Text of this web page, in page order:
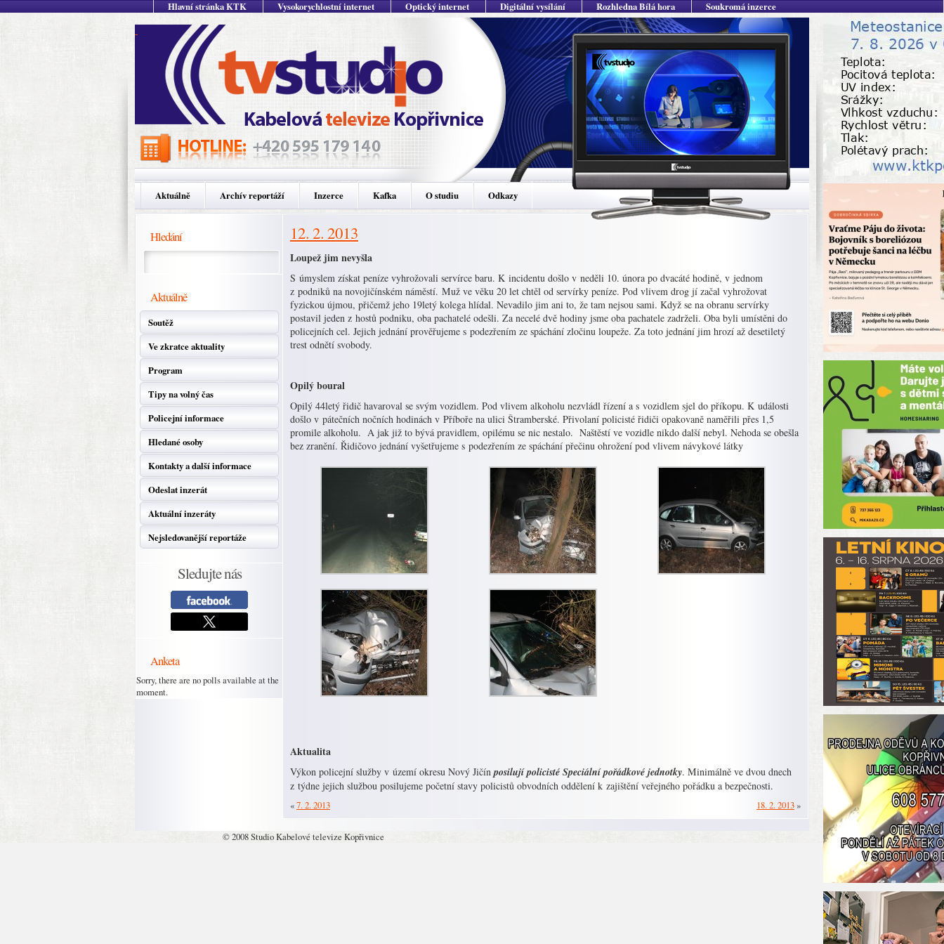
Hlavní stránka KTK Vysokorychlostní internet Optický internet Digitální vysílání Rozhledna Bílá hora Soukromá inzerce
Aktuálně Archív reportáží Inzerce Kafka O studiu Odkazy
Hledání
Aktuálně
Soutěž
Ve zkratce aktuality
Program
Tipy na volný čas
Policejní informace
Hledané osoby
Kontakty a další informace
Odeslat inzerát
Aktuální inzeráty
Nejsledovanější reportáže
Sledujte nás
Anketa
Sorry, there are no polls available at the
moment.
12. 2. 2013
Loupež jim nevyšla
S úmyslem získat peníze vyhrožovali servírce baru. K incidentu došlo v neděli 10. února po dvacáté hodině, v jednom
z podniků na novojičínském náměstí. Muž ve věku 20 let chtěl od servírky peníze. Pod vlivem drog jí začal vyhrožovat
fyzickou újmou, přičemž jeho 19letý kolega hlídal. Nevadilo jim ani to, že tam nejsou sami. Když se na obranu servírky
postavil jeden z hostů podniku, oba pachatelé odešli. Za necelé dvě hodiny jsme oba pachatele zadrželi. Oba byli umístěni do
policejních cel. Jejich jednání prověřujeme s podezřením ze spáchání zločinu loupeže. Za toto jednání jim hrozí až desetiletý
trest odnětí svobody.
Opilý boural
Opilý 44letý řidič havaroval se svým vozidlem. Pod vlivem alkoholu nezvládl řízení a s vozidlem sjel do příkopu. K události
došlo v pátečních nočních hodinách v Příboře na ulici Štramberské. Přivolaní policisté řidiči opakovaně naměřili přes 1,5
promile alkoholu. A jak již to bývá pravidlem, opilému se nic nestalo. Naštěstí ve vozidle nikdo další nebyl. Nehoda se obešla
bez zranění. Řidičovo jednání vyšetřujeme s podezřením ze spáchání přečinu ohrožení pod vlivem návykové látky
Aktualita
Výkon policejní služby v území okresu Nový Jičínposilují policisté Speciální pořádkové jednotky. Minimálně ve dvou dnech
z týdne jejich službou posilujeme početní stavy policistů obvodních oddělení k zajištění veřejného pořádku a bezpečnosti.
«7. 2. 2013 18. 2. 2013»
© 2008 Studio Kabelové televize Kopřivnice